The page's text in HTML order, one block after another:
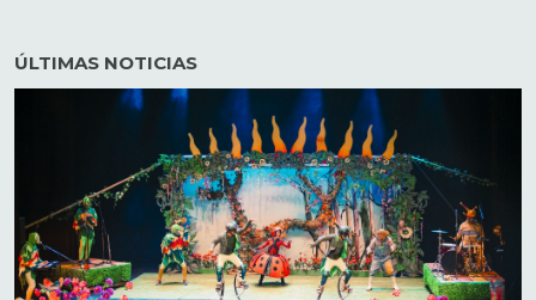
ÚLTIMAS NOTICIAS